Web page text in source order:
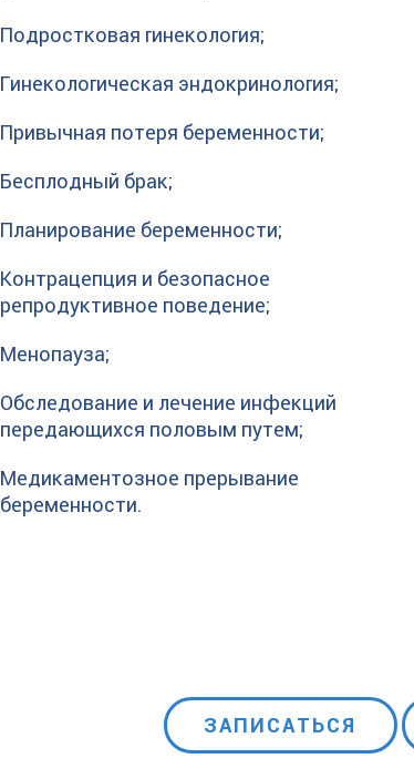
Подростковая гинекология;
Гинекологическая эндокринология;
Привычная потеря беременности;
Бесплодный брак;
Планирование беременности;
Контрацепция и безопасное
репродуктивное поведение;
Менопауза;
Обследование и лечение инфекций
передающихся половым путем;
Медикаментозное прерывание
беременности.
ЗАПИСАТЬСЯ